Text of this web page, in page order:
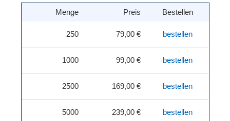
Menge Preis Bestellen
250 79,00 € bestellen
1000 99,00 € bestellen
2500 169,00 € bestellen
5000 239,00 € bestellen